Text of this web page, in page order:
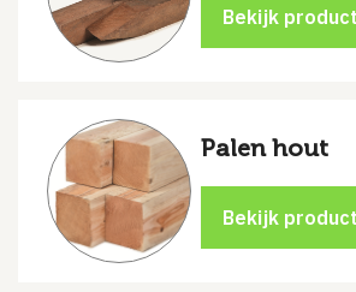
Palen hout